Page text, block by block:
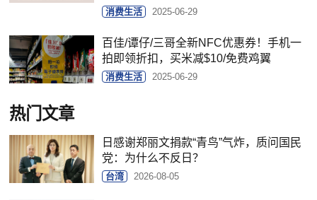
消费生活 2025-06-29
百佳/谭仔/三哥全新NFC优惠券！手机一
拍即领折扣，买米减$10/免费鸡翼
消费生活 2025-06-29
热门文章
日感谢郑丽文捐款“青鸟”气炸，质问国民
党：为什么不反日？
台湾 2026-08-05